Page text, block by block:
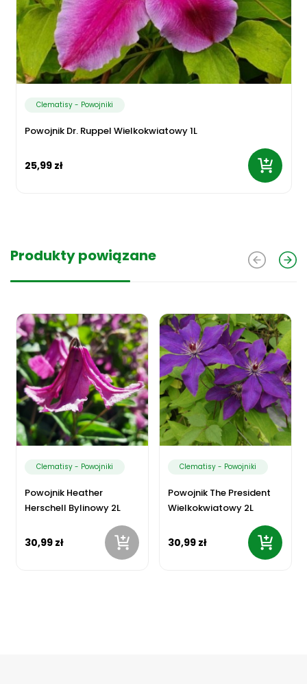
Clematisy - Powojniki
Powojnik Dr. Ruppel Wielkokwiatowy 1L
25,99 zł
Produkty powiązane
Clematisy - Powojniki
Powojnik Heather
Herschell Bylinowy 2L
30,99 zł
Clematisy - Powojniki
Powojnik The President
Wielkokwiatowy 2L
30,99 zł